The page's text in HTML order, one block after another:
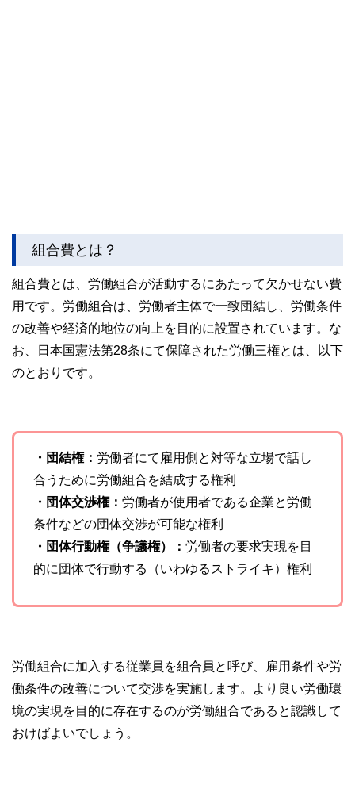
組合費とは？
組合費とは、労働組合が活動するにあたって欠かせない費
用です。労働組合は、労働者主体で一致団結し、労働条件
の改善や経済的地位の向上を目的に設置されています。な
お、日本国憲法第28条にて保障された労働三権とは、以下
のとおりです。
・団結権： 労働者にて雇用側と対等な立場で話し
合うために労働組合を結成する権利
・団体交渉権： 労働者が使用者である企業と労働
条件などの団体交渉が可能な権利
・団体行動権（争議権）： 労働者の要求実現を目
的に団体で行動する（いわゆるストライキ）権利
労働組合に加入する従業員を組合員と呼び、雇用条件や労
働条件の改善について交渉を実施します。より良い労働環
境の実現を目的に存在するのが労働組合であると認識して
おけばよいでしょう。